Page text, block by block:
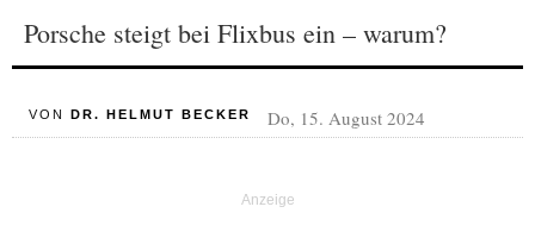
Porsche steigt bei Flixbus ein – warum?
VON DR. HELMUT BECKER Do, 15. August 2024